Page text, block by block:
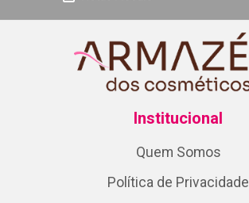
Institucional
Quem Somos
Política de Privacidade